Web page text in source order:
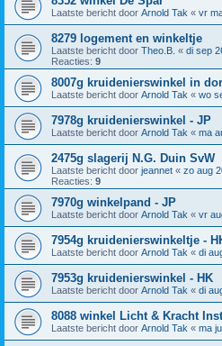
Laatste bericht door Arnold Tak « vr
8279 logement en winkeltje
Laatste bericht door Theo.B. « di sep
Reacties: 9
8007g kruidenierswinkel in
Laatste bericht door Arnold Tak « wo
7978g kruidenierswinkel - JP
Laatste bericht door Arnold Tak « ma
2475g slagerij N.G. Duin SvW
Laatste bericht door jeannet « zo aug
Reacties: 9
7970g winkelpand - JP
Laatste bericht door Arnold Tak « vr
7954g kruidenierswinkeltje -
Laatste bericht door Arnold Tak « di
7953g kruidenierswinkel - HK
Laatste bericht door Arnold Tak « di
8088 winkel Licht & Kracht
Laatste bericht door Arnold Tak « ma